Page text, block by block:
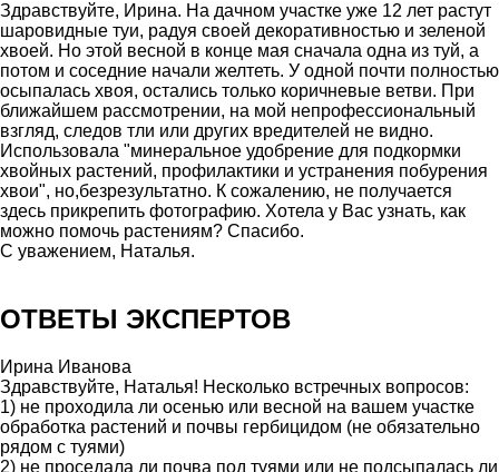
Здравствуйте, Ирина. На дачном участке уже 12 лет растут
шаровидные туи, радуя своей декоративностью и зеленой
хвоей. Но этой весной в конце мая сначала одна из туй, а
потом и соседние начали желтеть. У одной почти полностью
осыпалась хвоя, остались только коричневые ветви. При
ближайшем рассмотрении, на мой непрофессиональный
взгляд, следов тли или других вредителей не видно.
Использовала "минеральное удобрение для подкормки
хвойных растений, профилактики и устранения побурения
хвои", но,безрезультатно. К сожалению, не получается
здесь прикрепить фотографию. Хотела у Вас узнать, как
можно помочь растениям? Спасибо.
С уважением, Наталья.
ОТВЕТЫ ЭКСПЕРТОВ
Ирина Иванова
Здравствуйте, Наталья! Несколько встречных вопросов:
1) не проходила ли осенью или весной на вашем участке
обработка растений и почвы гербицидом (не обязательно
рядом с туями)
2) не проседала ли почва под туями или не подсыпалась ли